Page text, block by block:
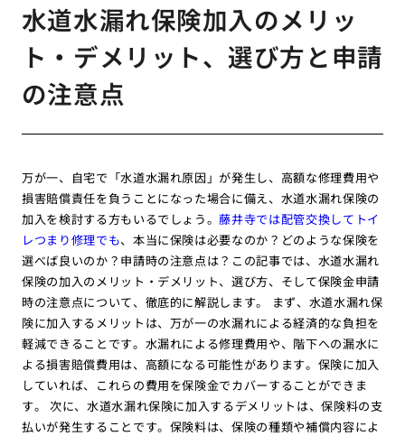
水道水漏れ保険加入のメリッ
ト・デメリット、選び方と申請
の注意点
万が一、自宅で「水道水漏れ原因」が発生し、高額な修理費用や
損害賠償責任を負うことになった場合に備え、水道水漏れ保険の
加入を検討する方もいるでしょう。藤井寺では配管交換してトイ
レつまり修理でも、本当に保険は必要なのか？どのような保険を
選べば良いのか？申請時の注意点は？この記事では、水道水漏れ
保険の加入のメリット・デメリット、選び方、そして保険金申請
時の注意点について、徹底的に解説します。 まず、水道水漏れ保
険に加入するメリットは、万が一の水漏れによる経済的な負担を
軽減できることです。水漏れによる修理費用や、階下への漏水に
よる損害賠償費用は、高額になる可能性があります。保険に加入
していれば、これらの費用を保険金でカバーすることができま
す。 次に、水道水漏れ保険に加入するデメリットは、保険料の支
払いが発生することです。保険料は、保険の種類や補償内容によ